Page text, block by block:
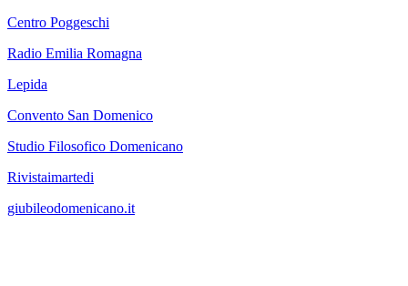
Centro Poggeschi
Radio Emilia Romagna
Lepida
Convento San Domenico
Studio Filosofico Domenicano
Rivistaimartedi
giubileodomenicano.it